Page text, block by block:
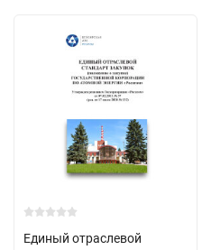
Единый отраслевой